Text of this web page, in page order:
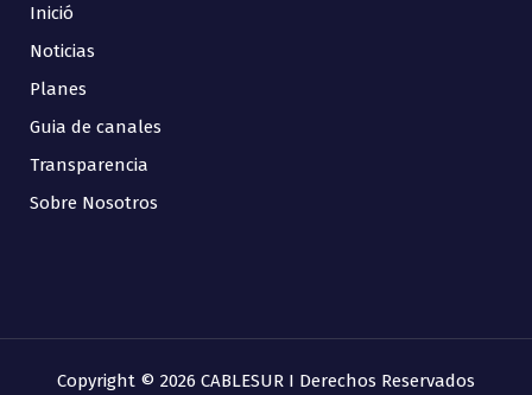
Inició
Noticias
Planes
Guia de canales
Transparencia
Sobre Nosotros
Copyright © 2026 CABLESUR I Derechos Reservados